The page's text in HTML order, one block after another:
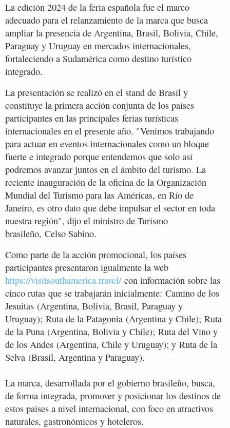
La edición 2024 de la feria española fue el marco
adecuado para el relanzamiento de la marca que busca
ampliar la presencia de Argentina, Brasil, Bolivia, Chile,
Paraguay y Uruguay en mercados internacionales,
fortaleciendo a Sudamérica como destino turístico
integrado.
La presentación se realizó en el stand de Brasil y
constituye la primera acción conjunta de los países
participantes en las principales ferias turísticas
internacionales en el presente año. "Venimos trabajando
para actuar en eventos internacionales como un bloque
fuerte e integrado porque entendemos que solo así
podremos avanzar juntos en el ámbito del turismo. La
reciente inauguración de la oficina de la Organización
Mundial del Turismo para las Américas, en Río de
Janeiro, es otro dato que debe impulsar el sector en toda
nuestra región", dijo el ministro de Turismo
brasileño, Celso Sabino.
Como parte de la acción promocional, los países
participantes presentaron igualmente la web
https://visitsouthamerica.travel/ con información sobre las
cinco rutas que se trabajarán inicialmente: Camino de los
Jesuitas (Argentina, Bolivia, Brasil, Paraguay y
Uruguay); Ruta de la Patagonia (Argentina y Chile); Ruta
de la Puna (Argentina, Bolivia y Chile); Ruta del Vino y
de los Andes (Argentina, Chile y Uruguay); y Ruta de la
Selva (Brasil, Argentina y Paraguay).
La marca, desarrollada por el gobierno brasileño, busca,
de forma integrada, promover y posicionar los destinos de
estos países a nivel internacional, con foco en atractivos
naturales, gastronómicos y hoteleros.